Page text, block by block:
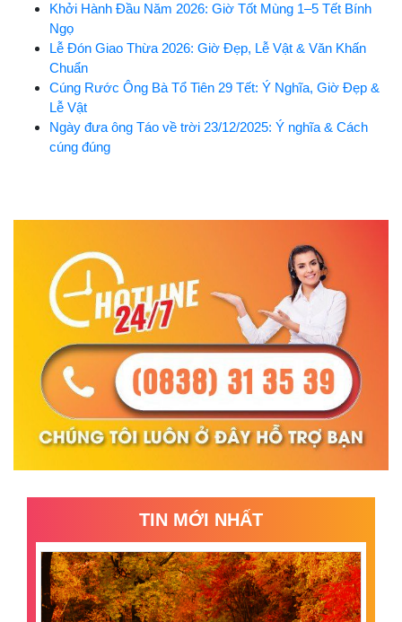
Khởi Hành Đầu Năm 2026: Giờ Tốt Mùng 1–5 Tết Bính
Ngọ
Lễ Đón Giao Thừa 2026: Giờ Đẹp, Lễ Vật & Văn Khấn
Chuẩn
Cúng Rước Ông Bà Tổ Tiên 29 Tết: Ý Nghĩa, Giờ Đẹp &
Lễ Vật
Ngày đưa ông Táo về trời 23/12/2025: Ý nghĩa & Cách
cúng đúng
TIN MỚI NHẤT